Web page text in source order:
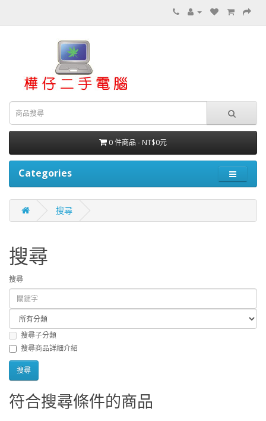
0 件商品 - NT$0元
Categories
搜尋
搜尋
搜尋
搜尋子分類
搜尋商品詳細介紹
符合搜尋條件的商品